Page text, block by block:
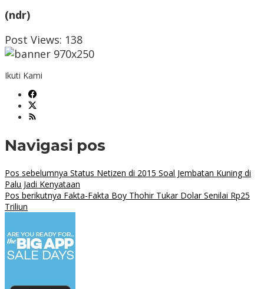
(ndr)
Post Views: 138
Ikuti Kami
Navigasi pos
Pos sebelumnya Status Netizen di 2015 Soal Jembatan Kuning di
Palu Jadi Kenyataan
Pos berikutnya Fakta-Fakta Boy Thohir Tukar Dolar Senilai Rp25
Triliun